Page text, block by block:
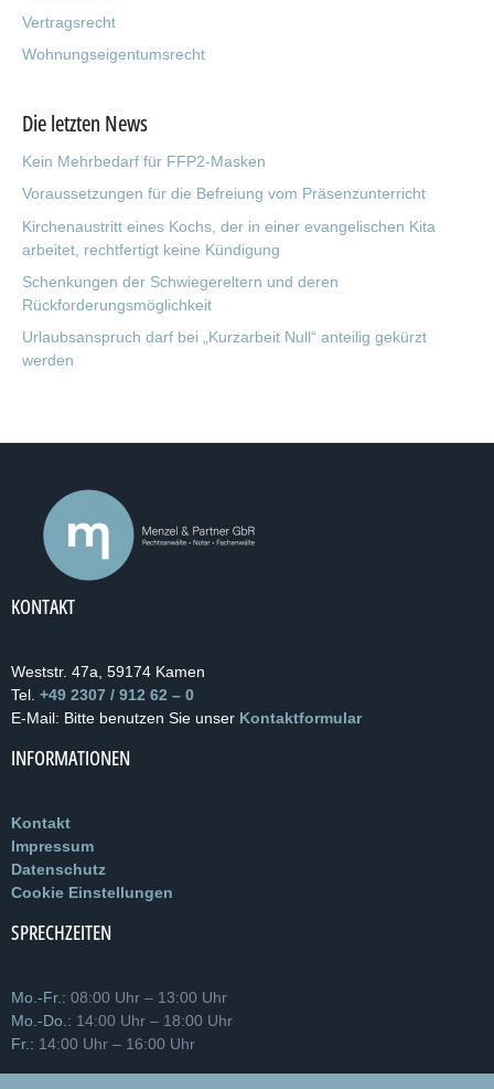
Vertragsrecht
Wohnungseigentumsrecht
Die letzten News
Kein Mehrbedarf für FFP2-Masken
Voraussetzungen für die Befreiung vom Präsenzunterricht
Kirchenaustritt eines Kochs, der in einer evangelischen Kita
arbeitet, rechtfertigt keine Kündigung
Schenkungen der Schwiegereltern und deren
Rückforderungsmöglichkeit
Urlaubsanspruch darf bei „Kurzarbeit Null“ anteilig gekürzt
werden
KONTAKT
Weststr. 47a, 59174 Kamen
Tel. +49 2307 / 912 62 – 0
E-Mail: Bitte benutzen Sie unser Kontaktformular
INFORMATIONEN
Kontakt
Impressum
Datenschutz
Cookie Einstellungen
SPRECHZEITEN
Mo.-Fr.: 08:00 Uhr – 13:00 Uhr
Mo.-Do.: 14:00 Uhr – 18:00 Uhr
Fr.: 14:00 Uhr – 16:00 Uhr